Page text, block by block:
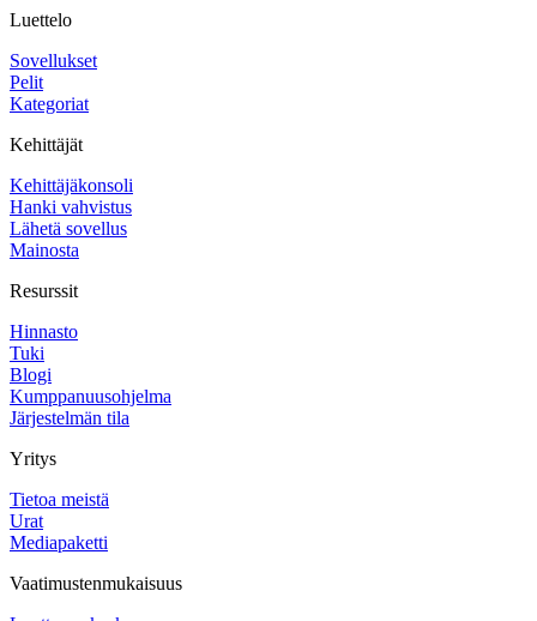
Luettelo
Sovellukset
Pelit
Kategoriat
Kehittäjät
Kehittäjäkonsoli
Hanki vahvistus
Lähetä sovellus
Mainosta
Resurssit
Hinnasto
Tuki
Blogi
Kumppanuusohjelma
Järjestelmän tila
Yritys
Tietoa meistä
Urat
Mediapaketti
Vaatimustenmukaisuus